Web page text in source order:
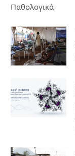
Παθολογικά